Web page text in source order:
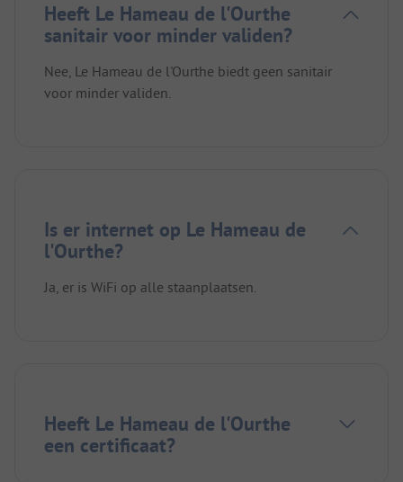
Heeft Le Hameau de l'Ourthe
sanitair voor minder validen?
Nee, Le Hameau de l'Ourthe biedt geen sanitair
voor minder validen.
Is er internet op Le Hameau de
l'Ourthe?
Ja, er is WiFi op alle staanplaatsen.
Heeft Le Hameau de l'Ourthe
een certificaat?